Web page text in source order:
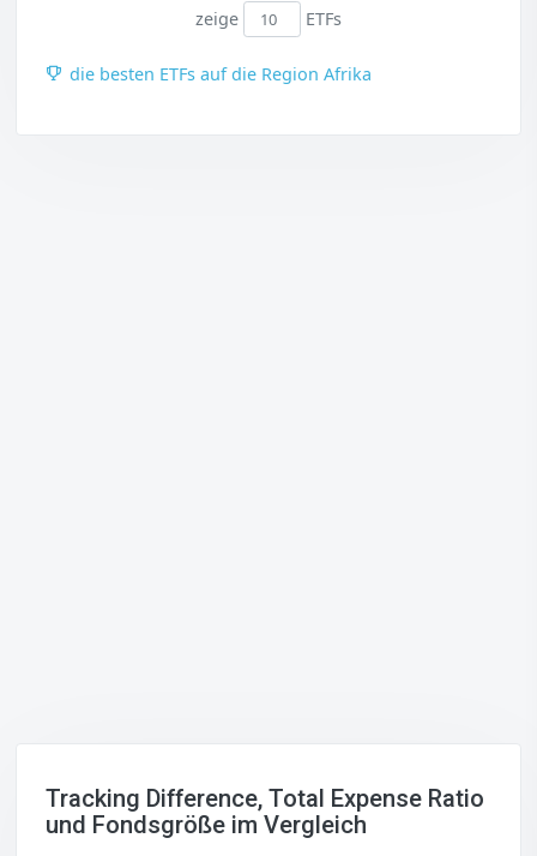
zeige ETFs
die besten ETFs auf die Region Afrika
Tracking Difference, Total Expense Ratio
und Fondsgröße im Vergleich